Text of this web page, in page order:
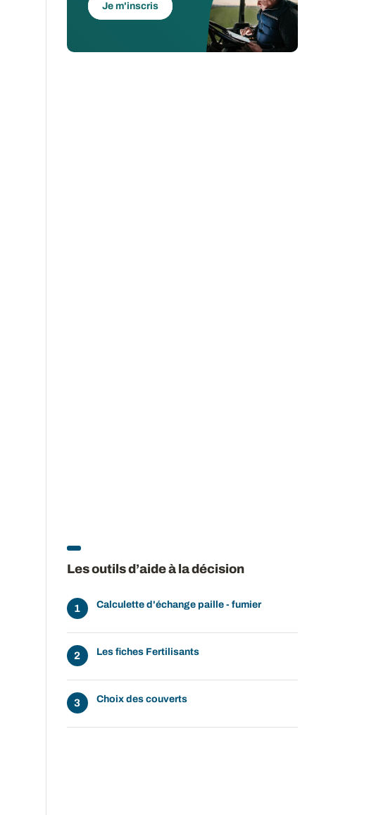
Je m'inscris
Les outils d’aide à la décision
Calculette d'échange paille - fumier
Les fiches Fertilisants
Choix des couverts